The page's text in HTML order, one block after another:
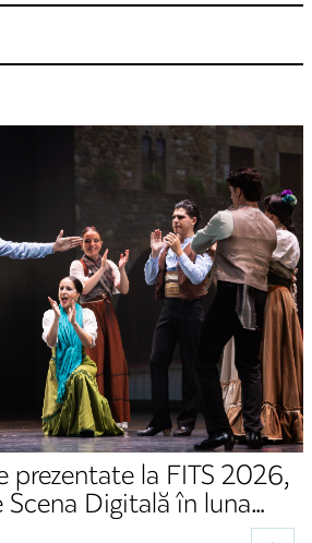
prezentate la FITS 2026,
Digitală în luna